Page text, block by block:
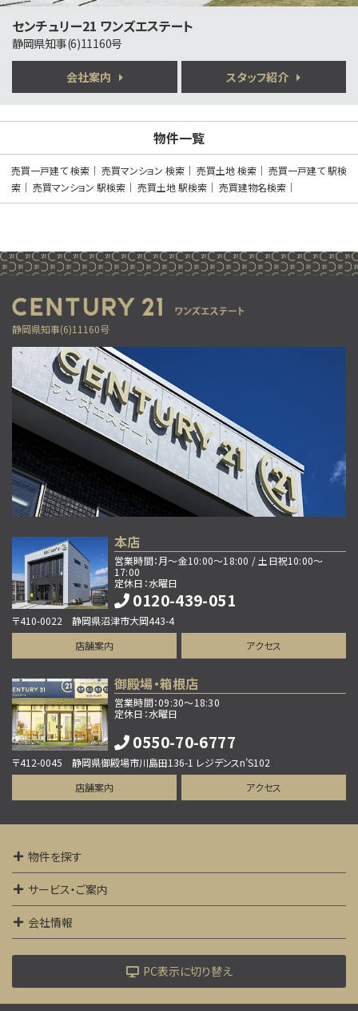
木目が美しい、吹き抜けのある別荘です！ 別荘なら…
第6位
2,390万円
3ＬＤＫ
三島駅
三島駅まで徒歩17分の利便性に加え、新幹線通勤に…
第7位
2,090万円
第8位
3ＬＤＫ
別荘地にふさわしいオシャレで豪華な造りです。定住…
第9位
4ＬＤＫ
三島二日町駅
歩35分
2026年7月、水回りを中心にリフォーム完工した…
第10位
1,980万円
函南駅
歩39分
函南町上沢中古戸建。 自然に囲まれた静かな、函南…
センチュリー21 ワンズエステート
静岡県知事(6)11160号
会社案内 スタッフ紹介
物件一覧
売買一戸建て 検索 売買マンション 検索 売買土地 検索
売買一戸建て 駅検
索
売買マンション 駅検索 売買土地 駅検索 売買建物名検索
静岡県知事(6)11160号
本店
営業時間：月～金10:00～18:00 / 土日祝10:00～
17:00
定休日：水曜日
0120-439-051
〒410-0022 静岡県沼津市大岡443-4
店舗案内
アクセス
御殿場・箱根店
営業時間：09:30～18:30
定休日：水曜日
0550-70-6777
〒412-0045 静岡県御殿場市川島田136-1 レジデンスn’S102
店舗案内
アクセス
物件を探す
サービス・ご案内
会社情報
PC表示に切り替え